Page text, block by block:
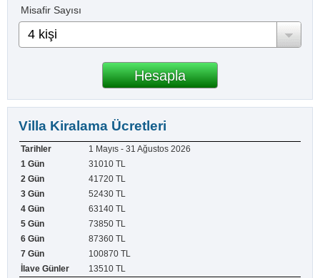
Misafir Sayısı
4 kişi
Villa Kiralama Ücretleri
1 Mayıs - 31 Ağustos 2026
31010 TL
41720 TL
52430 TL
63140 TL
73850 TL
87360 TL
100870 TL
13510 TL